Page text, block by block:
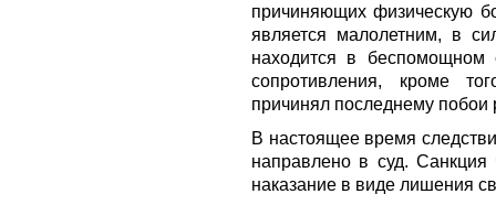
причиняющих физическую
является малолетним, в
находится в беспомощном
сопротивления, кроме
причинял последнему
В настоящее время
направлено в суд.
наказание в виде лишения